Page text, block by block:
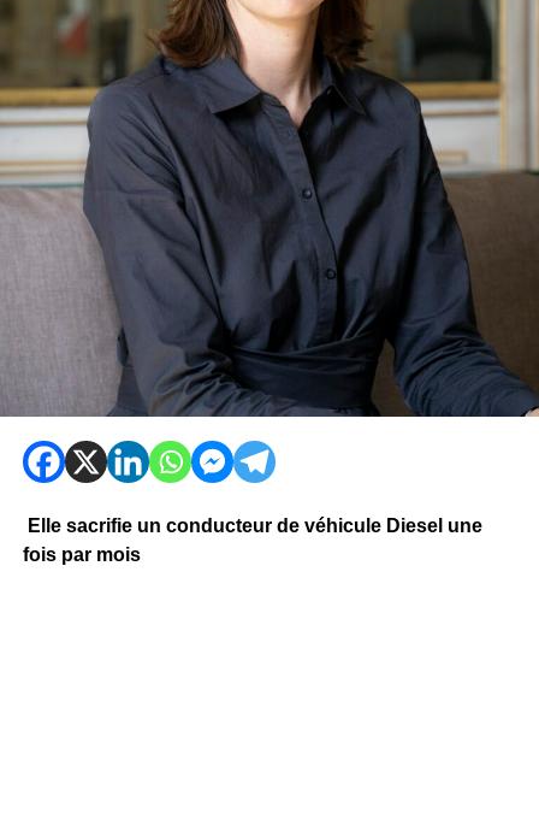
Elle sacrifie un conducteur de véhicule Diesel une
fois par mois